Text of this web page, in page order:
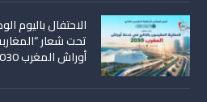
الاحتفال باليوم
تحت شعار
أوراش المغرب 2030”